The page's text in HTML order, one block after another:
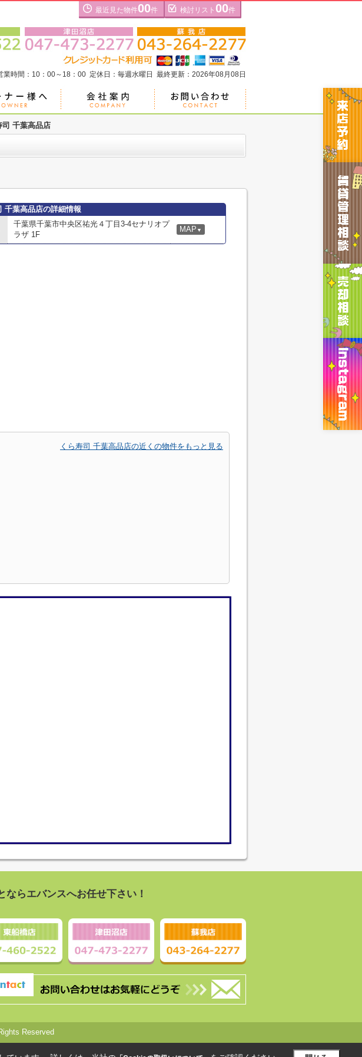
最近見た物件00件 検討リスト 00件
業時間：10：00～18：00 定休日：毎週水曜日 最終更新：2026年08月08日
司 千葉高品店
千葉高品店の詳細情報
千葉県千葉市中央区祐光４丁目3-4セナリオプ
ラザ 1F
MAP ▼
くら寿司 千葉高品店の近くの物件をもっと見る
らエバンスへお任せ下さい！
Reserved